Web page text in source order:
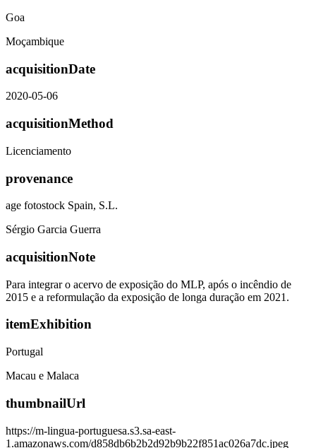
Goa
Moçambique
acquisitionDate
2020-05-06
acquisitionMethod
Licenciamento
provenance
age fotostock Spain, S.L.
Sérgio Garcia Guerra
acquisitionNote
Para integrar o acervo de exposição do MLP, após o incêndio de
2015 e a reformulação da exposição de longa duração em 2021.
itemExhibition
Portugal
Macau e Malaca
thumbnailUrl
https://m-lingua-portuguesa.s3.sa-east-
1.amazonaws.com/d858db6b2b2d92b9b22f851ac026a7dc.jpeg